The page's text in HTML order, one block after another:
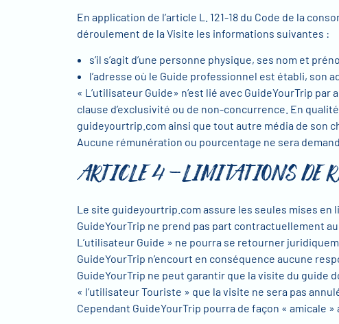
En application de l’article L. 121-18 du Code de la
déroulement de la Visite les informations suivantes :
s’il s’agit d’une personne physique, ses nom et
l’adresse où le Guide professionnel est établi, son
« L’utilisateur Guide» n’est lié avec GuideYourTrip
clause d’exclusivité ou de non-concurrence. En
guideyourtrip.com ainsi que tout autre média de son
Aucune rémunération ou pourcentage ne sera
ARTICLE 4 -LIMITATIONS DE
Le site guideyourtrip.com assure les seules mises
GuideYourTrip ne prend pas part contractuellement
L’utilisateur Guide » ne pourra se retourner
GuideYourTrip n’encourt en conséquence aucune
GuideYourTrip ne peut garantir que la visite du guide
« l’utilisateur Touriste » que la visite ne sera pas
Cependant GuideYourTrip pourra de façon « amicale